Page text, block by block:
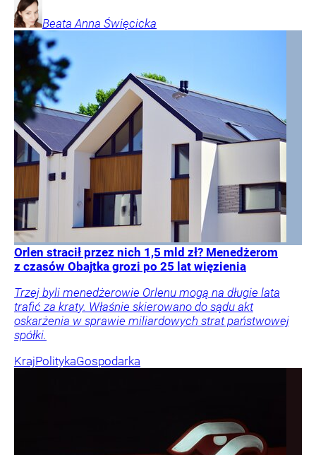
Beata Anna Święcicka
Orlen stracił przez nich 1,5 mld zł? Menedżerom
z czasów Obajtka grozi po 25 lat więzienia
Trzej byli menedżerowie Orlenu mogą na długie lata
trafić za kraty. Właśnie skierowano do sądu akt
oskarżenia w sprawie miliardowych strat państwowej
spółki.
KrajPolitykaGospodarka